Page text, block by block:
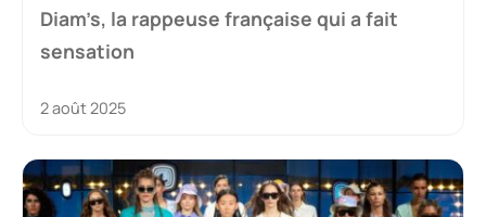
Diam’s, la rappeuse française qui a fait
sensation
2 août 2025